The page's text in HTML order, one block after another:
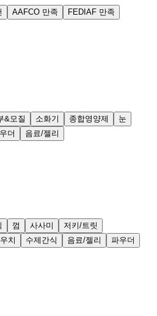
AAFCO 만족
FEDIAF 만족
&모질 소화기 종합영양제
눈
더 음료/젤리
껌 사사미
저키/트릿
치 수제간식 음료/젤리 파우더